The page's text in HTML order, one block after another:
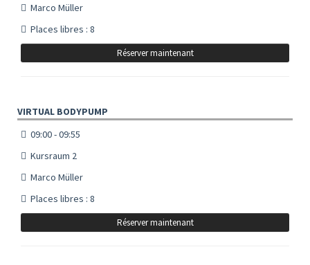
Marco Müller
Places libres : 8
Réserver maintenant
VIRTUAL BODYPUMP
09:00 - 09:55
Kursraum 2
Marco Müller
Places libres : 8
Réserver maintenant